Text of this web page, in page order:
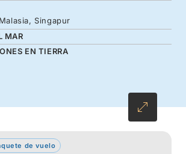
en las selvas tropicales
se recuperan los
las islas de coral de Kota
Singapur
MAR
EN TIERRA
de vuelo